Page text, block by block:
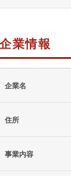
企業情報
企業名
住所
事業内容